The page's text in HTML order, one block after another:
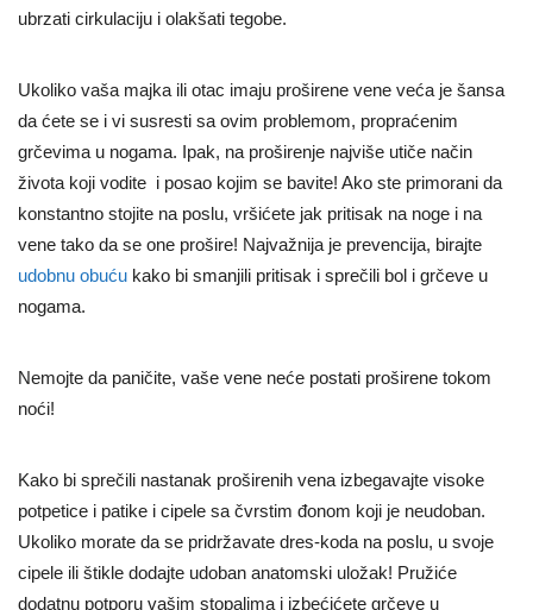
ubrzati cirkulaciju i olakšati tegobe.
Ukoliko vaša majka ili otac imaju proširene vene veća je šansa
da ćete se i vi susresti sa ovim problemom, propraćenim
grčevima u nogama. Ipak, na proširenje najviše utiče način
života koji vodite i posao kojim se bavite! Ako ste primorani da
konstantno stojite na poslu, vršićete jak pritisak na noge i na
vene tako da se one prošire! Najvažnija je prevencija, birajte
udobnu obuću kako bi smanjili pritisak i sprečili bol i grčeve u
nogama.
Nemojte da paničite, vaše vene neće postati proširene tokom
noći!
Kako bi sprečili nastanak proširenih vena izbegavajte visoke
potpetice i patike i cipele sa čvrstim đonom koji je neudoban.
Ukoliko morate da se pridržavate dres-koda na poslu, u svoje
cipele ili štikle dodajte udoban anatomski uložak! Pružiće
dodatnu potporu vašim stopalima i izbećićete grčeve u